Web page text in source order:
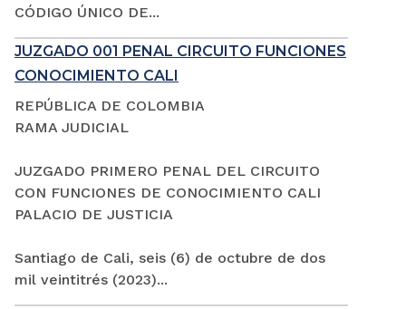
CÓDIGO ÚNICO DE...
JUZGADO 001 PENAL CIRCUITO FUNCIONES
CONOCIMIENTO CALI
REPÚBLICA DE COLOMBIA
RAMA JUDICIAL
JUZGADO PRIMERO PENAL DEL CIRCUITO
CON FUNCIONES DE CONOCIMIENTO CALI
PALACIO DE JUSTICIA
Santiago de Cali, seis (6) de octubre de dos
mil veintitrés (2023)...